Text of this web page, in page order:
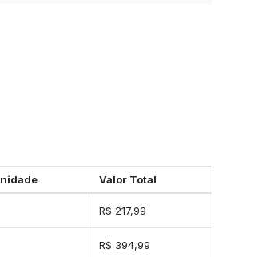
Valor Total
R$ 217,99
R$ 394,99